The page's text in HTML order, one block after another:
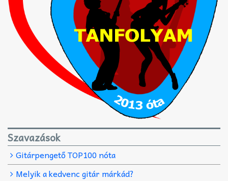
Szavazások
Gitárpengető TOP100 nóta
Melyik a kedvenc gitár márkád?